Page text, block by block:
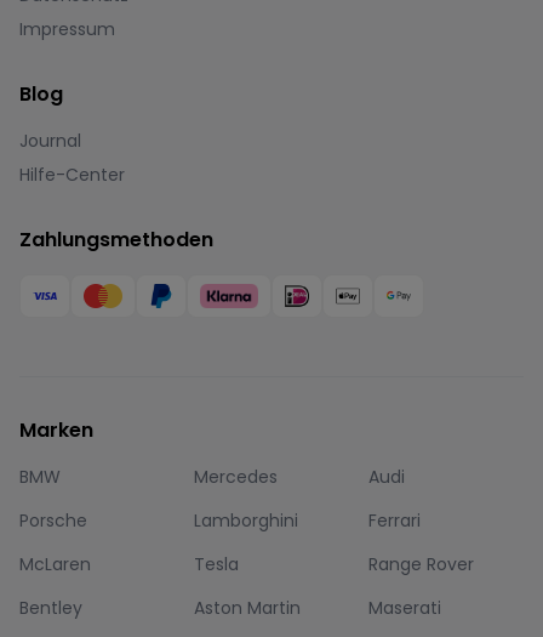
Impressum
Blog
Journal
Hilfe-Center
Zahlungsmethoden
Marken
BMW Mercedes
Audi
Porsche
Lamborghini
Ferrari
McLaren
Tesla
Range Rover
Bentley
Aston Martin
Maserati